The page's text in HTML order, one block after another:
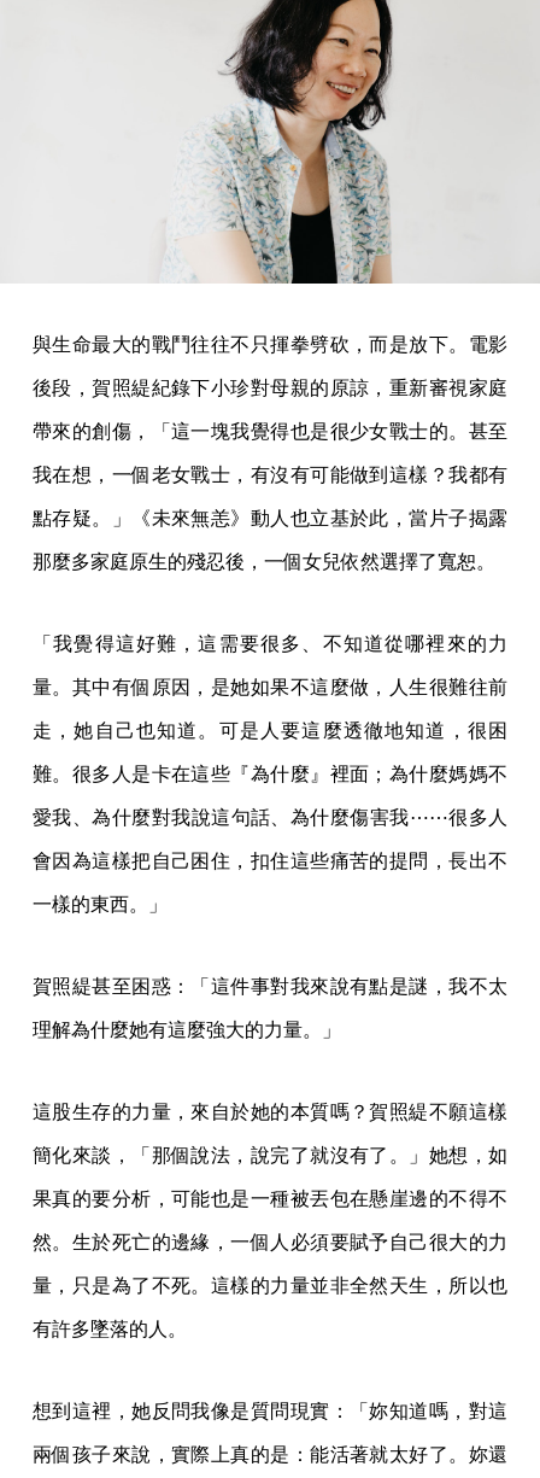
與生命最大的戰鬥往往不只揮拳劈砍，而是放下。電影
後段，賀照緹紀錄下小珍對母親的原諒，重新審視家庭
帶來的創傷，「這一塊我覺得也是很少女戰士的。甚至
我在想，一個老女戰士，有沒有可能做到這樣？我都有
點存疑。」《未來無恙》動人也立基於此，當片子揭露
那麼多家庭原生的殘忍後，一個女兒依然選擇了寬恕。
「我覺得這好難，這需要很多、不知道從哪裡來的力
量。其中有個原因，是她如果不這麼做，人生很難往前
走，她自己也知道。可是人要這麼透徹地知道，很困
難。很多人是卡在這些『為什麼』裡面；為什麼媽媽不
愛我、為什麼對我說這句話、為什麼傷害我⋯⋯很多人
會因為這樣把自己困住，扣住這些痛苦的提問，長出不
一樣的東西。」
賀照緹甚至困惑：「這件事對我來說有點是謎，我不太
理解為什麼她有這麼強大的力量。」
這股生存的力量，來自於她的本質嗎？賀照緹不願這樣
簡化來談，「那個說法，說完了就沒有了。」她想，如
果真的要分析，可能也是一種被丟包在懸崖邊的不得不
然。生於死亡的邊緣，一個人必須要賦予自己很大的力
量，只是為了不死。這樣的力量並非全然天生，所以也
有許多墜落的人。
想到這裡，她反問我像是質問現實：「妳知道嗎，對這
兩個孩子來說，實際上真的是：能活著就太好了。妳還